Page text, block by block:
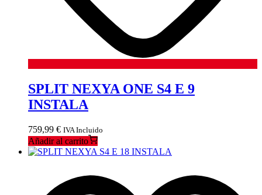
SPLIT NEXYA ONE S4 E 9
INSTALA
759,99 € IVA Incluido
Añadir al carrito